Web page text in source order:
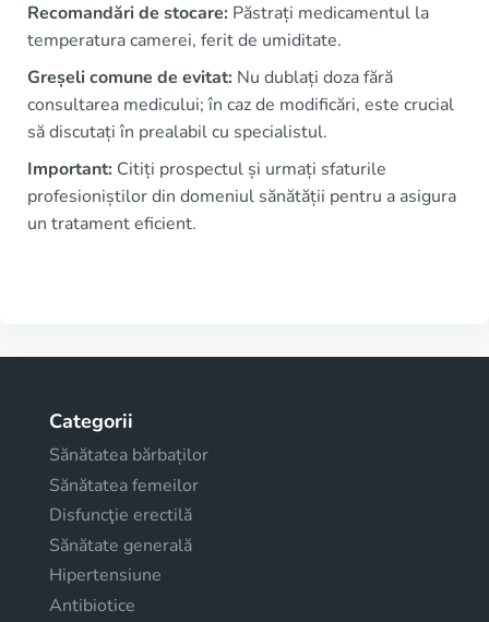
Recomandări de stocare: Păstrați medicamentul la
temperatura camerei, ferit de umiditate.
Greșeli comune de evitat: Nu dublați doza fără
consultarea medicului; în caz de modificări, este crucial
să discutați în prealabil cu specialistul.
Important: Citiți prospectul și urmați sfaturile
profesioniștilor din domeniul sănătății pentru a asigura
un tratament eficient.
Categorii
Sănătatea bărbaților
Sănătatea femeilor
Disfuncţie erectilă
Sănătate generală
Hipertensiune
Antibiotice